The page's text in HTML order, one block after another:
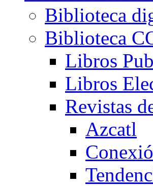
Biblioteca
Biblioteca
Libros
Libros
Revistas
Azcatl